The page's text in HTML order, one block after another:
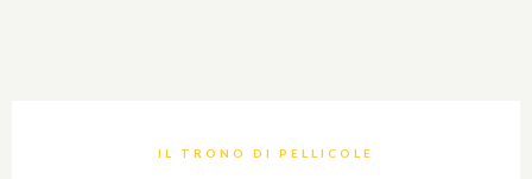
IL TRONO DI PELLICOLE